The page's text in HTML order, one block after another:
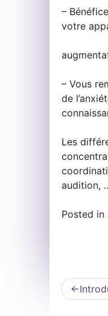
–
votre
– Vous
de
Les
audition,
Posted in
de